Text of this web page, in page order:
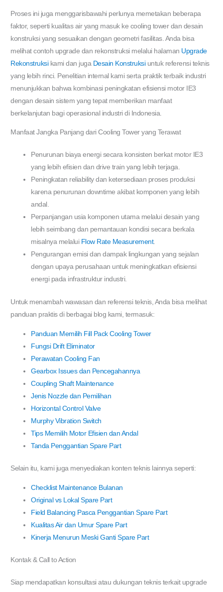
Proses ini juga menggarisbawahi perlunya memetakan beberapa
faktor, seperti kualitas air yang masuk ke cooling tower dan desain
konstruksi yang sesuaikan dengan geometri fasilitas. Anda bisa
melihat contoh upgrade dan rekonstruksi melalui halaman Upgrade
Rekonstruksikami dan juga Desain Konstruksiuntuk referensi teknis
yang lebih rinci. Penelitian internal kami serta praktik terbaik industri
menunjukkan bahwa kombinasi peningkatan efisiensi motor IE3
dengan desain sistem yang tepat memberikan manfaat
berkelanjutan bagi operasional industri di Indonesia.
Manfaat Jangka Panjang dari Cooling Tower yang Terawat
Penurunan biaya energi secara konsisten berkat motor IE3
yang lebih efisien dan drive train yang lebih terjaga.
Peningkatan reliability dan ketersediaan proses produksi
karena penurunan downtime akibat komponen yang lebih
andal.
Perpanjangan usia komponen utama melalui desain yang
lebih seimbang dan pemantauan kondisi secara berkala
misalnya melalui Flow Rate Measurement.
Pengurangan emisi dan dampak lingkungan yang sejalan
dengan upaya perusahaan untuk meningkatkan efisiensi
energi pada infrastruktur industri.
Untuk menambah wawasan dan referensi teknis, Anda bisa melihat
panduan praktis di berbagai blog kami, termasuk:
Panduan Memilih Fill Pack Cooling Tower
Fungsi Drift Eliminator
Perawatan Cooling Fan
Gearbox Issues dan Pencegahannya
Coupling Shaft Maintenance
Jenis Nozzle dan Pemilihan
Horizontal Control Valve
Murphy Vibration Switch
Tips Memilih Motor Efisien dan Andal
Tanda Penggantian Spare Part
Selain itu, kami juga menyediakan konten teknis lainnya seperti:
Checklist Maintenance Bulanan
Original vs Lokal Spare Part
Field Balancing Pasca Penggantian Spare Part
Kualitas Air dan Umur Spare Part
Kinerja Menurun Meski Ganti Spare Part
Kontak & Call to Action
Siap mendapatkan konsultasi atau dukungan teknis terkait upgrade